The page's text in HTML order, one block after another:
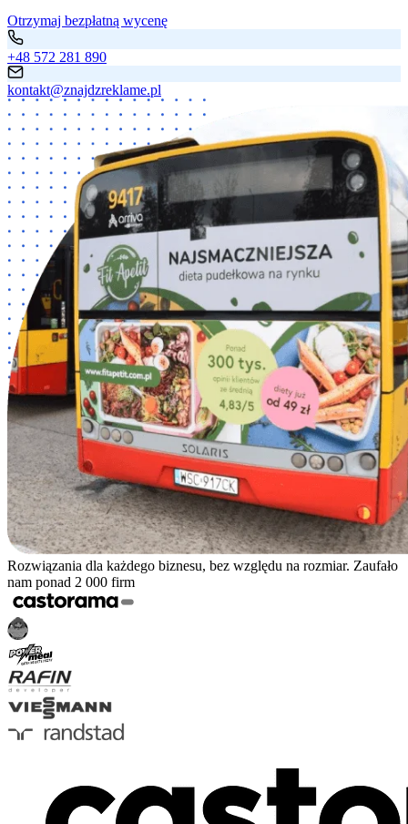
Otrzymaj bezpłatną wycenę
+48 572 281 890
kontakt@znajdzreklame.pl
Rozwiązania dla każdego biznesu, bez względu na rozmiar. Zaufało
nam ponad 2 000 firm